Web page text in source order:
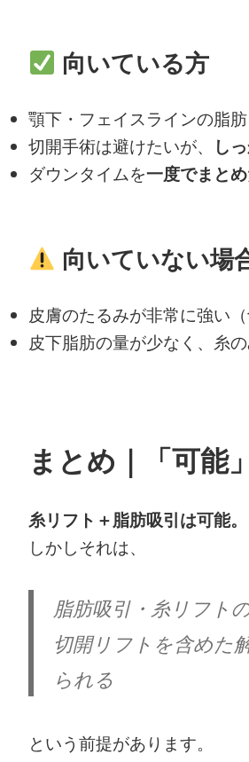
向いている方
顎下・フェイスラインの脂
切開手術は避けたいが、
し
ダウンタイムを一度でまと
向いていない場
皮膚のたるみが非常に強い（
皮下脂肪の量が少なく、糸
まとめ｜「可能
糸リフト＋脂肪吸引は可能。
しかしそれは、
脂肪吸引・糸リフト
切開リフトを含めた
られる
という前提があります。